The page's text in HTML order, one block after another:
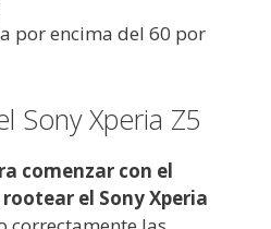
por encima del 60 por
Sony Xperia Z5
comenzar con el
el Sony Xperia